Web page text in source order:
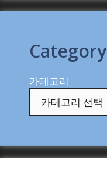
Category
카테고리